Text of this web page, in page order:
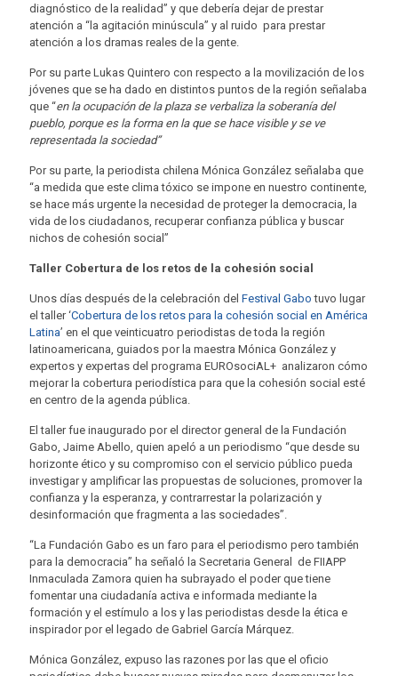
diagnóstico de la realidad” y que debería dejar de prestar
atención a “la agitación minúscula” y al ruido para prestar
atención a los dramas reales de la gente.
Por su parte Lukas Quintero con respecto a la movilización de los
jóvenes que se ha dado en distintos puntos de la región señalaba
que “en la ocupación de la plaza se verbaliza la soberanía del
pueblo, porque es la forma en la que se hace visible y se ve
representada la sociedad”
Por su parte, la periodista chilena Mónica González señalaba que
“a medida que este clima tóxico se impone en nuestro continente,
se hace más urgente la necesidad de proteger la democracia, la
vida de los ciudadanos, recuperar confianza pública y buscar
nichos de cohesión social”
Taller Cobertura de los retos de la cohesión social
Unos días después de la celebración del Festival Gabo tuvo lugar
el taller ‘Cobertura de los retos para la cohesión social en América
Latina’ en el que veinticuatro periodistas de toda la región
latinoamericana, guiados por la maestra Mónica González y
expertos y expertas del programa EUROsociAL+ analizaron cómo
mejorar la cobertura periodística para que la cohesión social esté
en centro de la agenda pública.
El taller fue inaugurado por el director general de la Fundación
Gabo, Jaime Abello, quien apeló a un periodismo “que desde su
horizonte ético y su compromiso con el servicio público pueda
investigar y amplificar las propuestas de soluciones, promover la
confianza y la esperanza, y contrarrestar la polarización y
desinformación que fragmenta a las sociedades”.
“La Fundación Gabo es un faro para el periodismo pero también
para la democracia” ha señaló la Secretaria General de FIIAPP
Inmaculada Zamora quien ha subrayado el poder que tiene
fomentar una ciudadanía activa e informada mediante la
formación y el estímulo a los y las periodistas desde la ética e
inspirador por el legado de Gabriel García Márquez.
Mónica González, expuso las razones por las que el oficio